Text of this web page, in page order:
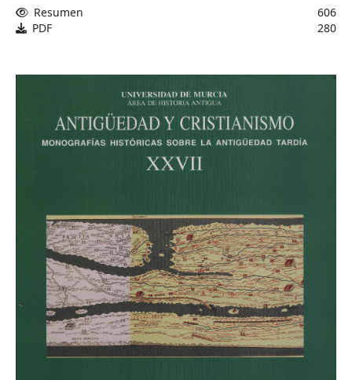
Resumen
606
PDF
280